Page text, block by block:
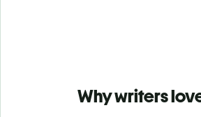
Why writers